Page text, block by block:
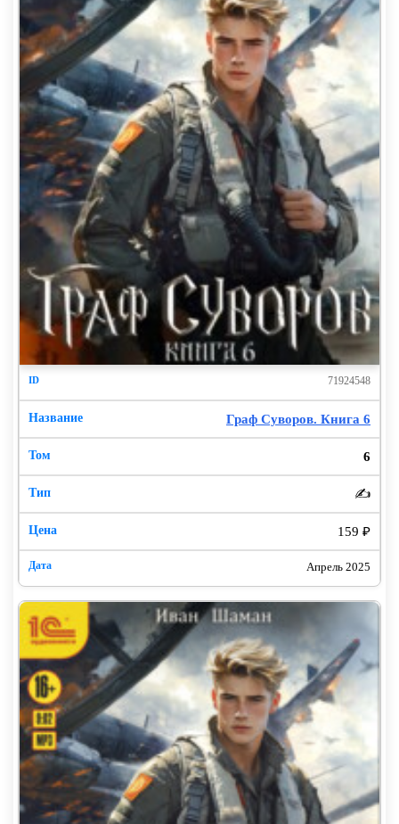
71924548
Граф Суворов. Книга 6
6
✍️
159 ₽
Апрель 2025